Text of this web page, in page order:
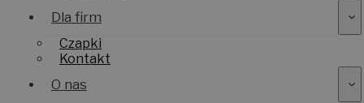
Dla firm
Czapki
Kontakt
O nas